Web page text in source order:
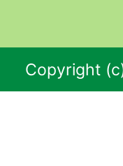
Copyright